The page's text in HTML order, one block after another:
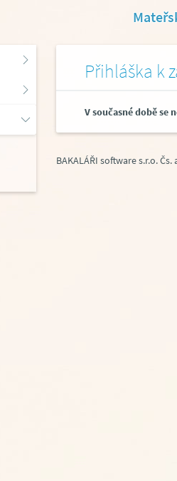
Přihláška k
V současné době
BAKALÁŘI software s.r.o.Čs.